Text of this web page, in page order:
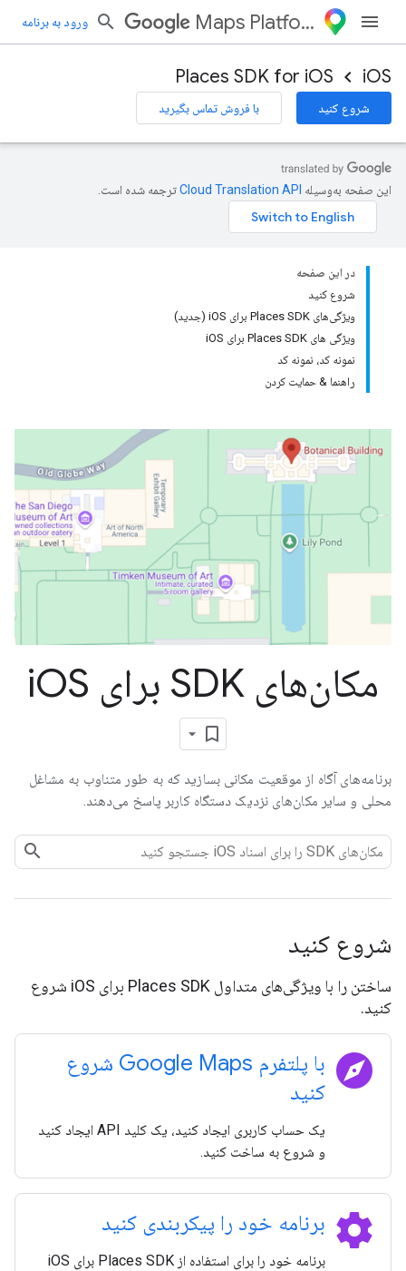
Maps Platform ورود به برنامه
iOS
Places SDK for iOS
شروع کنید با فروش تماس بگیرید
این صفحه به‌وسیله ترجمه شده است.
در این صفحه
شروع کنید
ویژگی‌های Places SDK برای iOS (جدید)
ویژگی های Places SDK برای iOS
نمونه کد، نمونه کد
راهنما & حمایت کردن
مکان‌های SDK برای i OS
برنامه‌های آگاه از موقعیت مکانی بسازید که به طور متناوب به مشاغل
محلی و سایر مکان‌های نزدیک دستگاه کاربر پاسخ می‌دهند.
شروع کنید
ساختن را با ویژگی‌های متداول Places SDK برای iOS شروع
کنید.
explore
با پلتفرم Google Maps شروع
کنید
یک حساب کاربری ایجاد کنید، یک کلید API ایجاد کنید
و شروع به ساخت کنید.
settings برنامه خود را پیکربندی کنید
برنامه خود را برای استفاده از Places SDK برای iOS